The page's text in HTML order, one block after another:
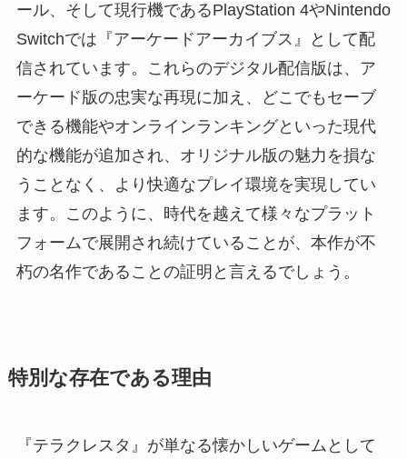
ール、そして現行機であるPlayStation 4やNintendo
Switchでは『アーケードアーカイブス』として配
信されています。これらのデジタル配信版は、ア
ーケード版の忠実な再現に加え、どこでもセーブ
できる機能やオンラインランキングといった現代
的な機能が追加され、オリジナル版の魅力を損な
うことなく、より快適なプレイ環境を実現してい
ます。このように、時代を越えて様々なプラット
フォームで展開され続けていることが、本作が不
朽の名作であることの証明と言えるでしょう。
特別な存在である理由
『テラクレスタ』が単なる懐かしいゲームとして